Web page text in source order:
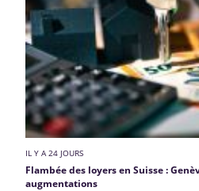
IL Y A 24 JOURS
Flambée des loyers en Suisse :
augmentations